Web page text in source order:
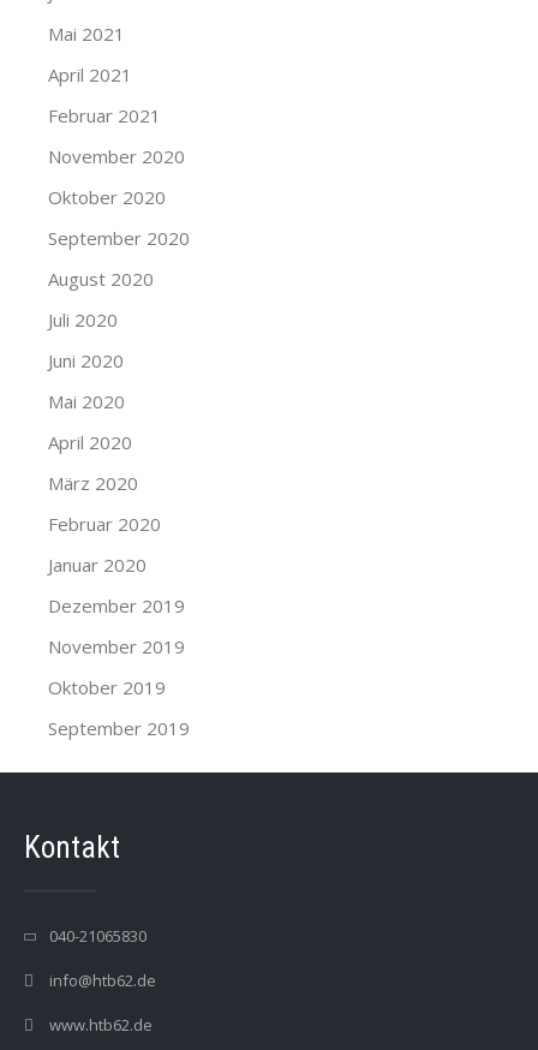
Mai 2021
April 2021
Februar 2021
November 2020
Oktober 2020
September 2020
August 2020
Juli 2020
Juni 2020
Mai 2020
April 2020
März 2020
Februar 2020
Januar 2020
Dezember 2019
November 2019
Oktober 2019
September 2019
Kontakt
040-21065830
info@htb62.de
www.htb62.de